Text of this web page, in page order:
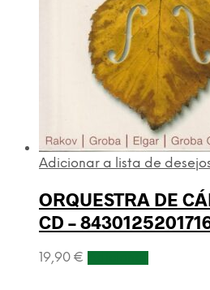
Adicionar a lista de
ORQUESTRA DE
CD –
19,90 €